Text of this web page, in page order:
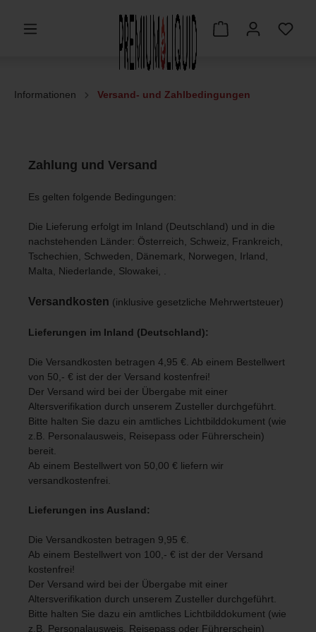
Informationen Versand- und Zahlbedingungen
Zahlung und Versand
Es gelten folgende Bedingungen:
Die Lieferung erfolgt im Inland (Deutschland) und in die
nachstehenden Länder: Österreich, Schweiz, Frankreich,
Tschechien, Schweden, Dänemark, Norwegen, Irland,
Malta, Niederlande, Slowakei,
Versandkosten (inklusive gesetzliche Mehrwertsteuer)
Lieferungen im Inland (Deutschland):
Die Versandkosten betragen 4,95 €. Ab einem Bestellwert
von 50,- € ist der der Versand kostenfrei!
Der Versand wird bei der Übergabe mit einer
Altersverifikation durch unserem Zusteller durchgeführt.
Bitte halten Sie dazu ein amtliches Lichtbilddokument (wie
z.B. Personalausweis, Reisepass oder Führerschein)
bereit.
Ab einem Bestellwert von 50,00 € liefern wir
versandkostenfrei.
Lieferungen ins Ausland:
Die Versandkosten betragen 9,95 €.
Ab einem Bestellwert von 100,- € ist der der Versand
kostenfrei!
Der Versand wird bei der Übergabe mit einer
Altersverifikation durch unserem Zusteller durchgeführt.
Bitte halten Sie dazu ein amtliches Lichtbilddokument (wie
z.B. Personalausweis, Reisepass oder Führerschein)